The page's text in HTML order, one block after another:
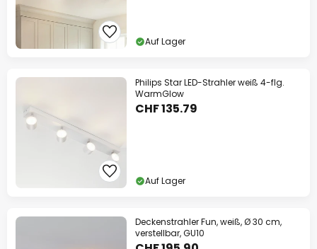
Auf Lager
Philips Star LED-Strahler weiß 4-flg.
WarmGlow
CHF 135.79
Auf Lager
Deckenstrahler Fun, weiß, Ø 30 cm,
verstellbar, GU10